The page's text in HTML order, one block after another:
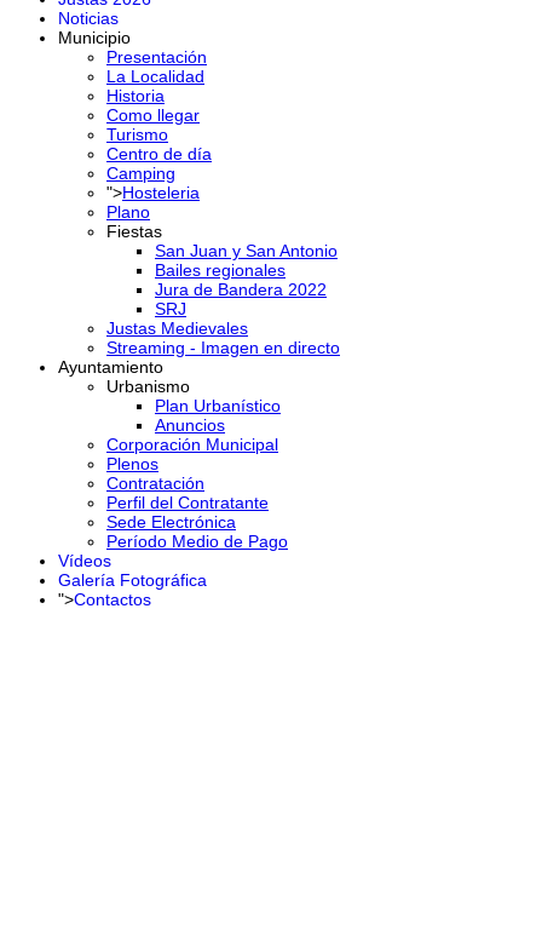
Noticias
Municipio
Presentación
La Localidad
Historia
Como llegar
Turismo
Centro de día
Camping
">Hosteleria
Plano
Fiestas
San Juan y San Antonio
Bailes regionales
Jura de Bandera 2022
SRJ
Justas Medievales
Streaming - Imagen en directo
Ayuntamiento
Urbanismo
Plan Urbanístico
Anuncios
Corporación Municipal
Plenos
Contratación
Perfil del Contratante
Sede Electrónica
Período Medio de Pago
Vídeos
Galería Fotográfica
">Contactos